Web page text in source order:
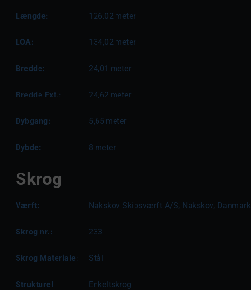
Længde: 126,02 meter
LOA: 134,02 meter
Bredde: 24,01 meter
Bredde Ext.: 24,62 meter
Dybgang: 5,65 meter
Dybde: 8 meter
Skrog
Værft: Nakskov Skibsværft A/S, Nakskov, Danmark
Skrog nr.: 233
Skrog Materiale: Stål
Strukturel
Enkeltskrog